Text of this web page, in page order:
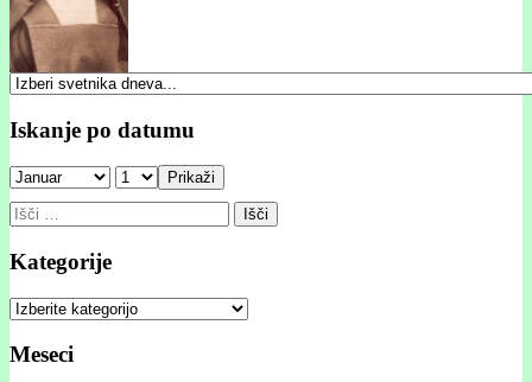
Iskanje po datumu
Prikaži
Išči:
Kategorije
Kategorije
Meseci